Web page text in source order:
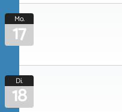
Mo.
17
Di.
18